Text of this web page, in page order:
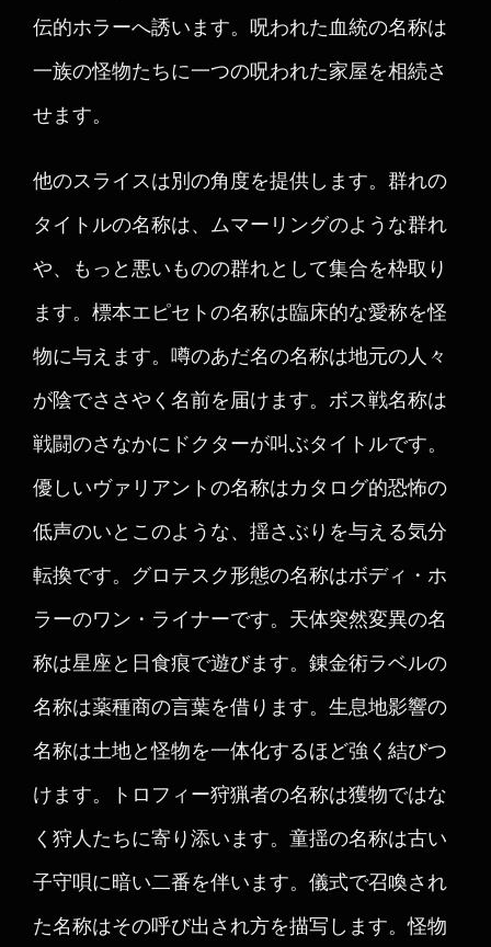
伝的ホラーへ誘います。呪われた血統の名称は
一族の怪物たちに一つの呪われた家屋を相続さ
せます。
他のスライスは別の角度を提供します。群れの
タイトルの名称は、ムマーリングのような群れ
や、もっと悪いものの群れとして集合を枠取り
ます。標本エピセトの名称は臨床的な愛称を怪
物に与えます。噂のあだ名の名称は地元の人々
が陰でささやく名前を届けます。ボス戦名称は
戦闘のさなかにドクターが叫ぶタイトルです。
優しいヴァリアントの名称はカタログ的恐怖の
低声のいとこのような、揺さぶりを与える気分
転換です。グロテスク形態の名称はボディ・ホ
ラーのワン・ライナーです。天体突然変異の名
称は星座と日食痕で遊びます。錬金術ラベルの
名称は薬種商の言葉を借ります。生息地影響の
名称は土地と怪物を一体化するほど強く結びつ
けます。トロフィー狩猟者の名称は獲物ではな
く狩人たちに寄り添います。童揺の名称は古い
子守唄に暗い二番を伴います。儀式で召喚され
た名称はその呼び出され方を描写します。怪物